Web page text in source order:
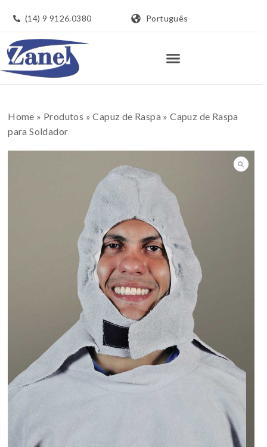
(14) 9 9126.0380 Português
Home » Produtos »Capuz de Raspa »Capuz de Raspa
para Soldador